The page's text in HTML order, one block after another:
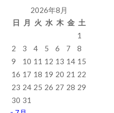
2026年8月
日
月 火 水 木 金 土
1
2
3 4 5 6 7
8
9
10 11 12 13 14 15
16 17 18 19 20 21 22
23 24 25 26 27 28 29
30 31